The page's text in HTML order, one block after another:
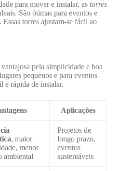
para mover e instalar, as torres
São ótimas para eventos e
torres ajustam-se fácil ao
vantajosa pela simplicidade e boa
pequenos e para eventos
e rápida de instalar.
Aplicações
, maior
menor
ambiental
Projetos de
longo prazo,
eventos
sustentáveis